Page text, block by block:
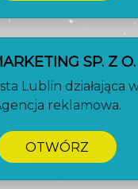
SP. Z O.
Lublin działająca
reklamowa.
OTWÓRZ